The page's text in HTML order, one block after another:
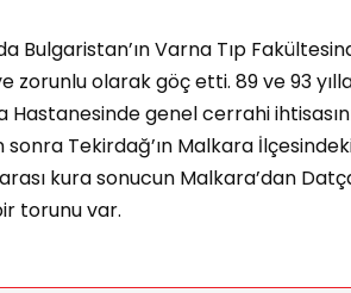
Bulgaristan’ın Varna Tıp
zorunlu olarak göç etti. 89 ve 93
Hastanesinde genel cerrahi
sonra Tekirdağ’ın Malkara
kura sonucun Malkara’dan
torunu var.